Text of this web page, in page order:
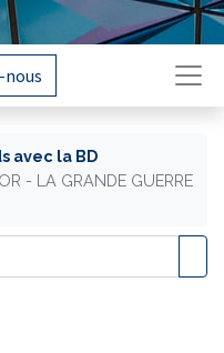
avec la BD
- LA GRANDE GUERRE